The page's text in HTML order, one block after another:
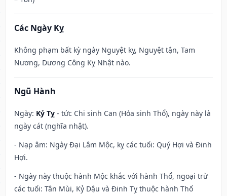
Các Ngày Kỵ
Không phạm bất kỳ ngày Nguyệt kỵ, Nguyệt tận, Tam
Nương, Dương Công Kỵ Nhật nào.
Ngũ Hành
Ngày: Kỷ Tỵ - tức Chi sinh Can (Hỏa sinh Thổ), ngày này là
ngày cát (nghĩa nhật).
- Nạp âm: Ngày Đại Lâm Mộc, kỵ các tuổi: Quý Hợi và Đinh
Hợi.
- Ngày này thuộc hành Mộc khắc với hành Thổ, ngoại trừ
các tuổi: Tân Mùi, Kỷ Dậu và Đinh Tỵ thuộc hành Thổ